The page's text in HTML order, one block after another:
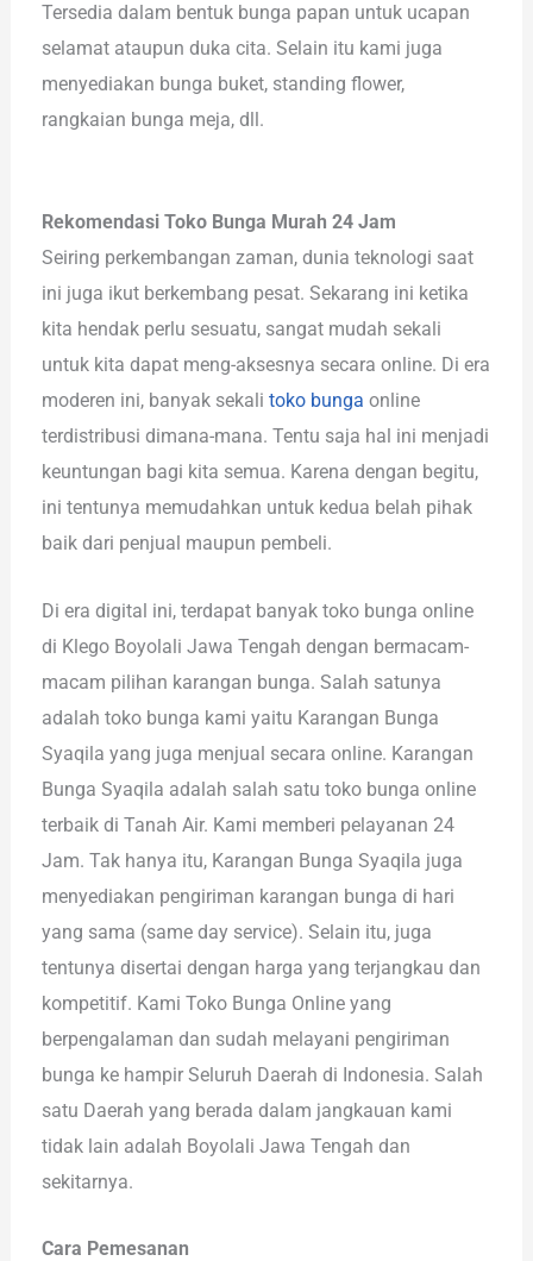
Tersedia dalam bentuk bunga papan untuk ucapan
selamat ataupun duka cita. Selain itu kami juga
menyediakan bunga buket, standing flower,
rangkaian bunga meja, dll.
Rekomendasi Toko Bunga Murah 24 Jam
Seiring perkembangan zaman, dunia teknologi saat
ini juga ikut berkembang pesat. Sekarang ini ketika
kita hendak perlu sesuatu, sangat mudah sekali
untuk kita dapat meng-aksesnya secara online. Di era
moderen ini, banyak sekali toko bunga online
terdistribusi dimana-mana. Tentu saja hal ini menjadi
keuntungan bagi kita semua. Karena dengan begitu,
ini tentunya memudahkan untuk kedua belah pihak
baik dari penjual maupun pembeli.
Di era digital ini, terdapat banyak toko bunga online
di Klego Boyolali Jawa Tengah dengan bermacam-
macam pilihan karangan bunga. Salah satunya
adalah toko bunga kami yaitu Karangan Bunga
Syaqila yang juga menjual secara online. Karangan
Bunga Syaqila adalah salah satu toko bunga online
terbaik di Tanah Air. Kami memberi pelayanan 24
Jam. Tak hanya itu, Karangan Bunga Syaqila juga
menyediakan pengiriman karangan bunga di hari
yang sama (same day service). Selain itu, juga
tentunya disertai dengan harga yang terjangkau dan
kompetitif. Kami Toko Bunga Online yang
berpengalaman dan sudah melayani pengiriman
bunga ke hampir Seluruh Daerah di Indonesia. Salah
satu Daerah yang berada dalam jangkauan kami
tidak lain adalah Boyolali Jawa Tengah dan
sekitarnya.
Cara Pemesanan